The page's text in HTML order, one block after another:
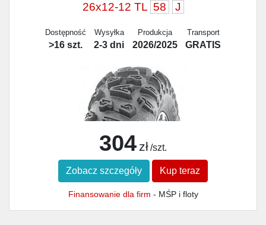
26x12-12 TL 58 J
Dostępność
>16 szt.
Wysyłka
2-3 dni
Produkcja
2026/2025
Transport
GRATIS
304 zł /szt.
Zobacz szczegóły Kup teraz
Finansowanie dla firm - MŚP i floty